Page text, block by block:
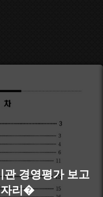
관 경영평가 보고
자리�